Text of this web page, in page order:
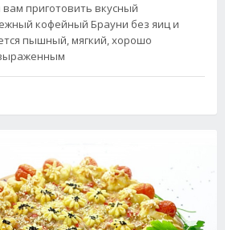
приготовить вкусный
кофейный Брауни без яиц и
пышный, мягкий, хорошо